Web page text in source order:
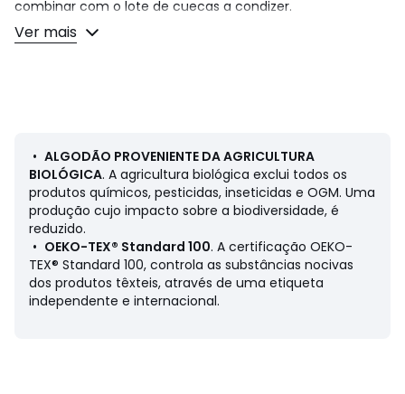
combinar com o lote de cuecas a condizer.
Detalhes do artigo
• Lote de 3
Cores Azul + rosa + verde
Tamanhos 3 anos (98 cm), 4 anos (104 cm), 5 anos (110
cm), 6 anos (116 cm), 8 anos (128 cm), 10 anos (140 cm),
12 anos (152 cm)
Ver mais
• ALGODÃO PROVENIENTE DA AGRICULTURA
BIOLÓGICA. A agricultura biológica exclui todos os
produtos químicos, pesticidas, inseticidas e OGM. Uma
produção cujo impacto sobre a biodiversidade, é
reduzido.
• OEKO-TEX® Standard 100. A certificação OEKO-
TEX® Standard 100, controla as substâncias nocivas
dos produtos têxteis, através de uma etiqueta
independente e internacional.